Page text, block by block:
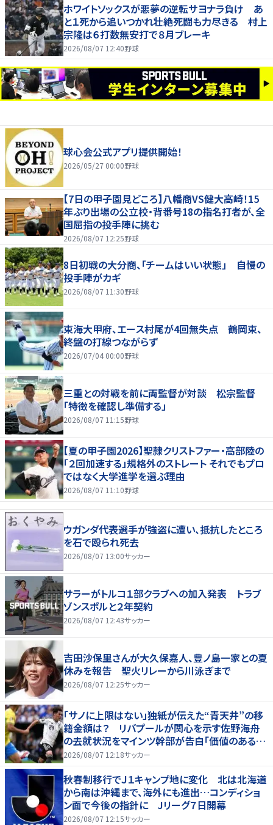
ホワイトソックスが悪夢の逆転サヨナラ負け あ
と１死から追いつかれ壮絶死闘も力尽きる 村上
宗隆は６打数無安打で８月ブレーキ
2026/08/07 12:40野球
球心会公式アプリ提供開始！
2026/05/27 00:00野球
【7日の甲子園見どころ】八幡商VS健大高崎！15
年ぶり出場の公立校・背番号18の指名打者が、全
国屈指の投手陣に挑む
2026/08/07 12:25野球
8日初戦の大分商、「チームはいい状態」 自慢の
投手陣がカギ
2026/08/07 11:30野球
東海大甲府、エース村尾が4回無失点 鶴岡東、
終盤の打線つながらず
2026/07/04 00:00野球
三重との対戦を前に両監督が対談 松宗監督
「特徴を確認し準備する」
2026/08/07 11:15野球
【夏の甲子園2026】聖隷クリストファー・高部陸の
「２回加速する」規格外のストレート それでもプロ
ではなく大学進学を選ぶ理由
2026/08/07 11:10野球
ウガンダ代表選手が強盗に遭い、抵抗したところ
を石で殴られ死去
2026/08/07 13:00サッカー
サラーがトルコ１部クラブへの加入発表 トラブ
ゾンスポルと２年契約
2026/08/07 12:43サッカー
吉田沙保里さんが大久保嘉人、豊ノ島一家との夏
休みを報告 聖火リレーから川泳ぎまで
2026/08/07 12:25サッカー
「サノに上限はない」独紙が伝えた“青天井”の移
籍金額は？ リバプールが関心を示す佐野海舟
の去就状況をマインツ幹部が告白「価値のあるも
のになる」
2026/08/07 12:18サッカー
秋春制移行でＪ１キャンプ地に変化 北は北海道
から南は沖縄まで、海外にも進出…コンディショ
ン面で今後の指針に Jリーグ７日開幕
2026/08/07 12:15サッカー